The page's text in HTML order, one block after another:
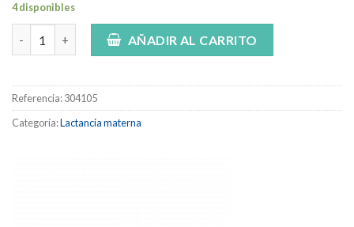
4 disponibles
Suavinex pezonera (2 unidades) cantidad
AÑADIR AL CARRITO
Referencia:304105
Categoría:Lactancia materna